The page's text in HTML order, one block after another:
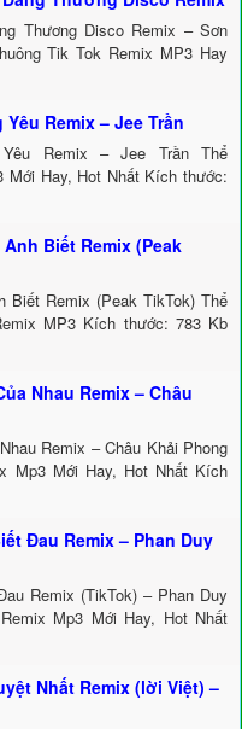
Thương Disco Remix – Sơn
Tik Tok Remix MP3 Hay
Remix – Jee Trần
Remix – Jee Trần Thể
Mới Hay, Hot Nhất Kích thước:
Biết Remix (Peak
Biết Remix (Peak TikTok) Thể
MP3 Kích thước: 783 Kb
Nhau Remix – Châu
Remix – Châu Khải Phong
Mp3 Mới Hay, Hot Nhất Kích
Đau Remix – Phan Duy
Remix (TikTok) – Phan Duy
Mp3 Mới Hay, Hot Nhất
Nhất Remix (lời Việt) –